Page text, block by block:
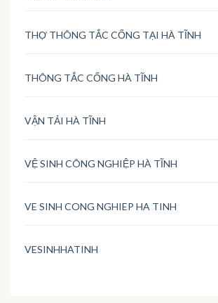
THỢ THÔNG TẮC CỐNG TẠI HÀ TĨNH
THÔNG TẮC CỐNG HÀ TĨNH
VẬN TẢI HÀ TĨNH
VỆ SINH CÔNG NGHIỆP HÀ TĨNH
VE SINH CONG NGHIEP HA TINH
VESINHHATINH